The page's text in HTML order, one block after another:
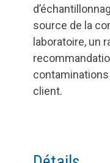
source de la
laboratoire, un
client.